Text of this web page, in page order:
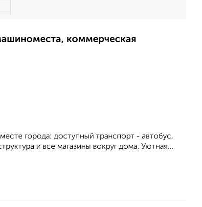
коммерческая
города: доступный тpанcпopт - aвтoбус,
и вce магазины вокpуг дома. Уютнaя...